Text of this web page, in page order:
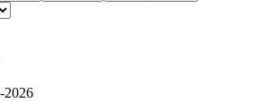
2026